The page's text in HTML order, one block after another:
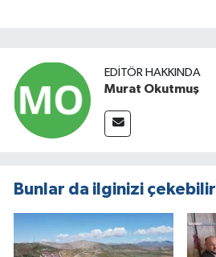
EDITÖR HAKKINDA
Murat Okutmuş
Bunlar da ilginizi çekebilir